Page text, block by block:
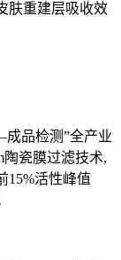
肤重建层吸收效
品检测”全产业
陶瓷膜过滤技术,
15%活性峰值